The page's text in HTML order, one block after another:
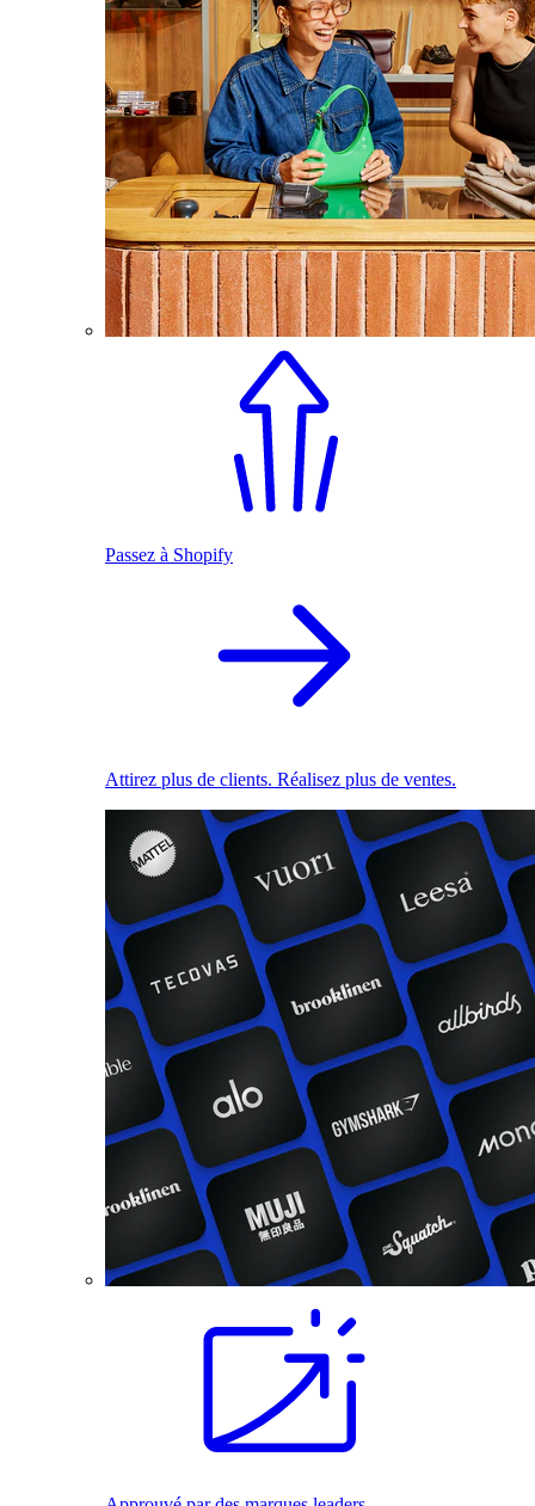
Passez à Shopify
Attirez plus de clients. Réalisez plus de ventes.